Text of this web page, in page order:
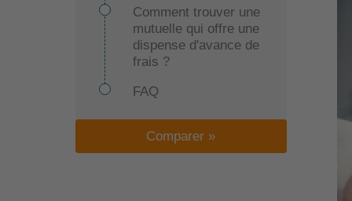
Comment trouver une
mutuelle qui offre une
dispense d'avance de
frais ?
FAQ
Comparer »